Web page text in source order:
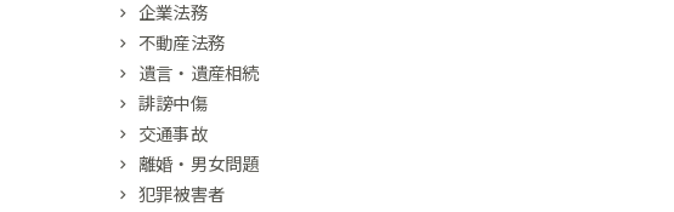
企業法務
不動産法務
遺言・遺産相続
誹謗中傷
交通事故
離婚・男女問題
犯罪被害者